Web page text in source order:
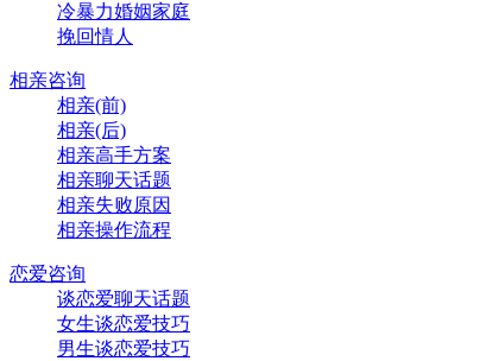
冷暴力婚姻家庭
挽回情人
相亲咨询
相亲(前)
相亲(后)
相亲高手方案
相亲聊天话题
相亲失败原因
相亲操作流程
恋爱咨询
谈恋爱聊天话题
女生谈恋爱技巧
男生谈恋爱技巧